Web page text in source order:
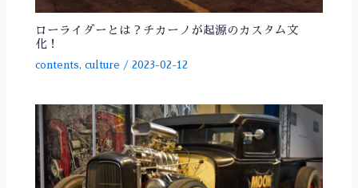
ローライダーとは？チカーノが起源のカスタム文
化！
contents ,culture / 2023-02-12